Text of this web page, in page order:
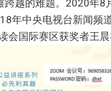
跨越的难题。2020年
年中央电视台新闻频
会国际赛区获奖者王